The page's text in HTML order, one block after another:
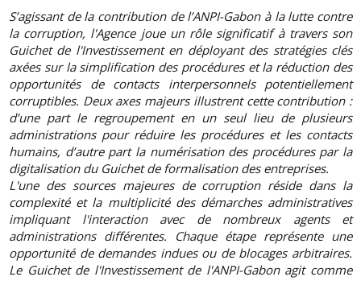
S’agissant de la contribution de l’ANPI-Gabon à la lutte contre
la corruption, l'Agence joue un rôle significatif à travers son
Guichet de l'Investissement en déployant des stratégies clés
axées sur la simplification des procédures et la réduction des
opportunités de contacts interpersonnels potentiellement
corruptibles. Deux axes majeurs illustrent cette contribution :
d’une part le regroupement en un seul lieu de plusieurs
administrations pour réduire les procédures et les contacts
humains, d’autre part la numérisation des procédures par la
digitalisation du Guichet de formalisation des entreprises.
L'une des sources majeures de corruption réside dans la
complexité et la multiplicité des démarches administratives
impliquant l'interaction avec de nombreux agents et
administrations différentes. Chaque étape représente une
opportunité de demandes indues ou de blocages arbitraires.
Le Guichet de l'Investissement de l'ANPI-Gabon agit comme